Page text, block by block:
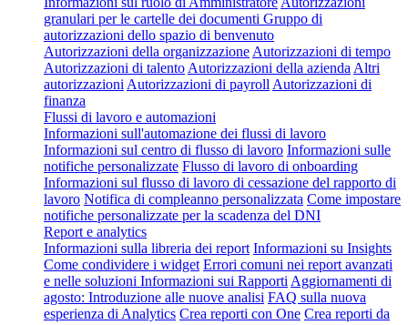
granulari per le cartelle dei documenti Gruppo di
autorizzazioni dello spazio di benvenuto
Autorizzazioni della organizzazione Autorizzazioni di tempo
Autorizzazioni di talento Autorizzazioni della azienda Altri
autorizzazioni Autorizzazioni di payroll Autorizzazioni di
finanza
Flussi di lavoro e automazioni
Informazioni sull'automazione dei flussi di lavoro
Informazioni sul centro di flusso di lavoro Informazioni sulle
notifiche personalizzate Flusso di lavoro di onboarding
Informazioni sul flusso di lavoro di cessazione del rapporto di
lavoro Notifica di compleanno personalizzata Come impostare
notifiche personalizzate per la scadenza del DNI
Report e analytics
Informazioni sulla libreria dei report Informazioni su Insights
Come condividere i widget Errori comuni nei report avanzati
e nelle soluzioni Informazioni sui Rapporti Aggiornamenti di
agosto: Introduzione alle nuove analisi FAQ sulla nuova
esperienza di Analytics Crea reporti con One Crea reporti da